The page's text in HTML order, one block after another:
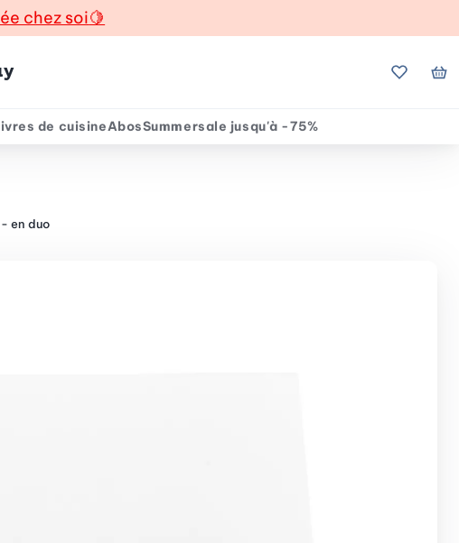
chez soi🍋
Mes
de cuisineAbosSummersale jusqu'à -75%
en duo